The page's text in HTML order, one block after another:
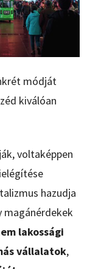
módját
kiválóan
voltaképpen
hazudja
magánérdekek
lakossági
vállalatok,